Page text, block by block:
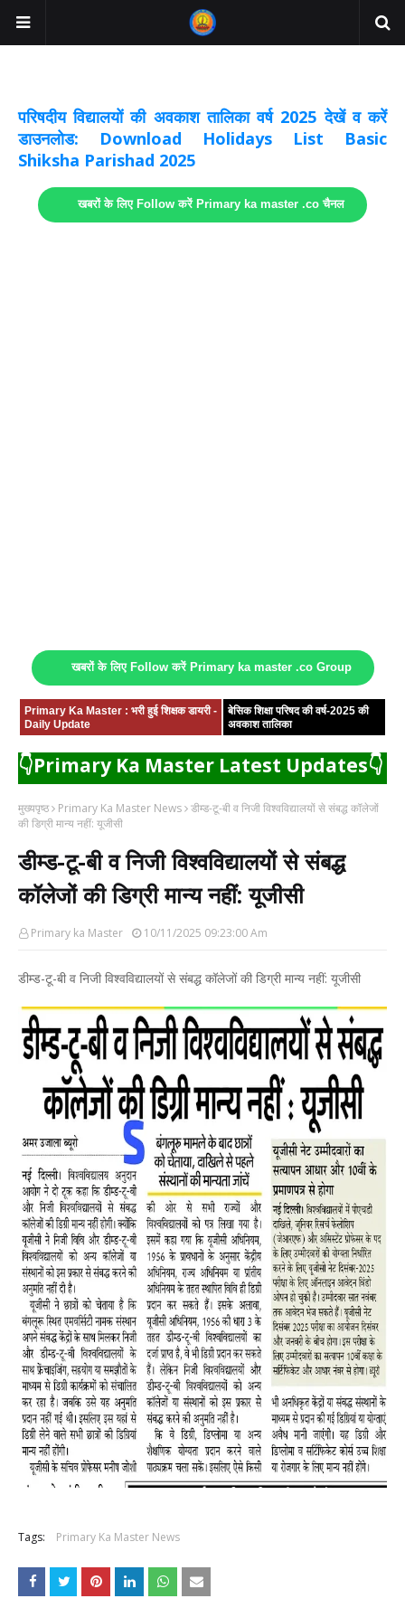
परिषदीय विद्यालयों की अवकाश तालिका वर्ष 2025 देखें व करें
डाउनलोड: Download Holidays List Basic
Shiksha Parishad 2025
खबरों के लिए Follow करें Primary ka master .co चैनल
खबरों के लिए Follow करें Primary ka master .co Group
Primary Ka Master : भरी हुई शिक्षक डायरी -
Daily Update
बेसिक शिक्षा परिषद की वर्ष-2025 की
अवकाश तालिका
👇Primary Ka Master Latest Updates👇
मुख्यपृष्ठ Primary Ka Master News डीम्ड-टू-बी व निजी विश्वविद्यालयों से संबद्ध कॉलेजों
की डिग्री मान्य नहीं: यूजीसी
डीम्ड-टू-बी व निजी विश्वविद्यालयों से संबद्ध
कॉलेजों की डिग्री मान्य नहीं: यूजीसी
Primary ka Master 10/11/2025 09:23:00 Am
डीम्ड-टू-बी व निजी विश्वविद्यालयों से संबद्ध कॉलेजों की डिग्री मान्य नहीं: यूजीसी
Tags: Primary Ka Master News